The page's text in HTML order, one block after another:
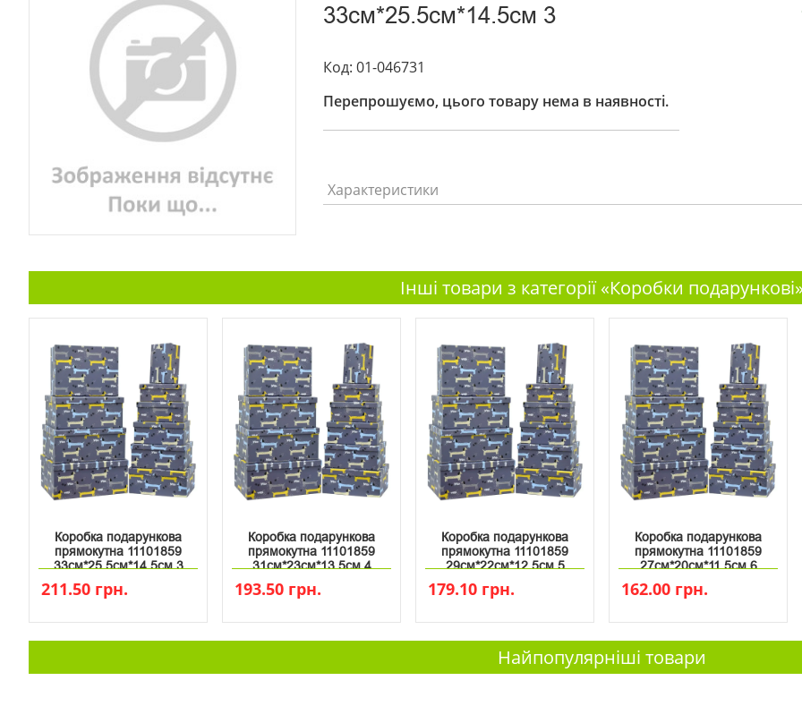
33см*25.5см*14.5см 3
Код: 01-046731
Перепрошуємо, цього товару нема в наявності.
Характеристики
Інші товари з категорії «Коробки
Коробка подарункова
прямокутна 11101859
33см*25.5см*14.5см 3
211.50 грн.
Коробка подарункова
прямокутна 11101859
31см*23см*13.5см 4
193.50 грн.
Коробка подарункова
прямокутна 11101859
29см*22см*12.5см 5
179.10 грн.
Коробка подарункова
прямокутна 11101859
27см*20см*11.5см 6
162.00 грн.
Найпопулярніші товари